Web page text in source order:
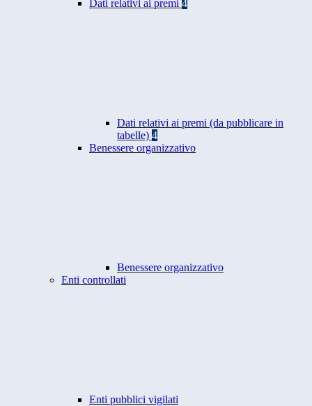
Dati relativi ai premi 4
Dati relativi ai premi (da pubblicare in
tabelle) 4
Benessere organizzativo
Benessere organizzativo
Enti controllati
Enti pubblici vigilati